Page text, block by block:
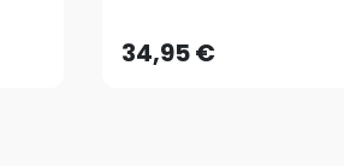
34,95 €AJOUTER AU PANIER